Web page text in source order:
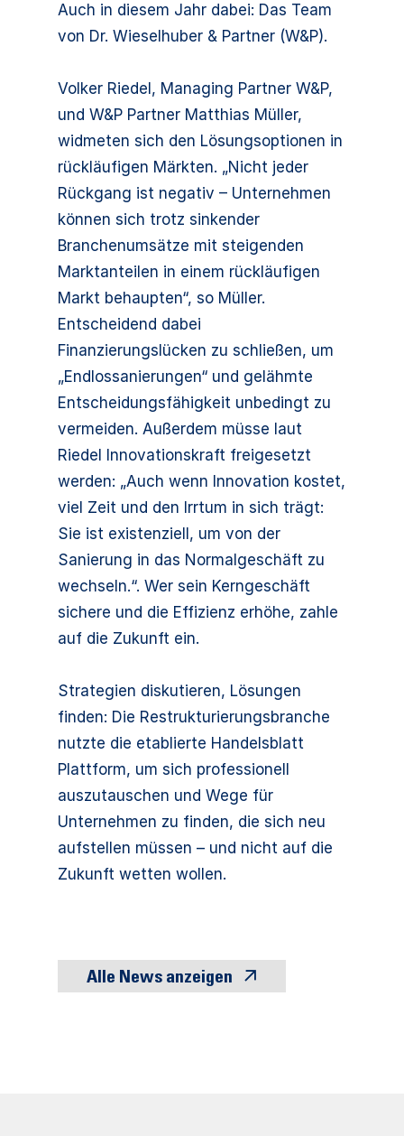
Auch in diesem Jahr dabei: Das Team
von Dr. Wieselhuber & Partner (W&P).
Volker Riedel, Managing Partner W&P,
und W&P Partner Matthias Müller,
widmeten sich den Lösungsoptionen in
rückläufigen Märkten. „Nicht jeder
Rückgang ist negativ – Unternehmen
können sich trotz sinkender
Branchenumsätze mit steigenden
Marktanteilen in einem rückläufigen
Markt behaupten“, so Müller.
Entscheidend dabei
Finanzierungslücken zu schließen, um
„Endlossanierungen“ und gelähmte
Entscheidungsfähigkeit unbedingt zu
vermeiden. Außerdem müsse laut
Riedel Innovationskraft freigesetzt
werden: „Auch wenn Innovation kostet,
viel Zeit und den Irrtum in sich trägt:
Sie ist existenziell, um von der
Sanierung in das Normalgeschäft zu
wechseln.“. Wer sein Kerngeschäft
sichere und die Effizienz erhöhe, zahle
auf die Zukunft ein.
Strategien diskutieren, Lösungen
finden: Die Restrukturierungsbranche
nutzte die etablierte Handelsblatt
Plattform, um sich professionell
auszutauschen und Wege für
Unternehmen zu finden, die sich neu
aufstellen müssen – und nicht auf die
Zukunft wetten wollen.
Alle News anzeigen